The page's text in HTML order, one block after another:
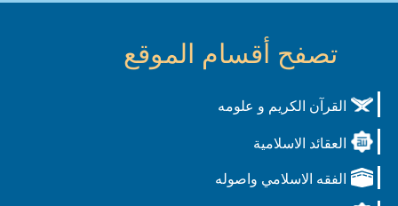
تصفح أقسام الموقع
القرآن الكريم و علومه
العقائد الاسلامية
الفقه الاسلامي واصوله